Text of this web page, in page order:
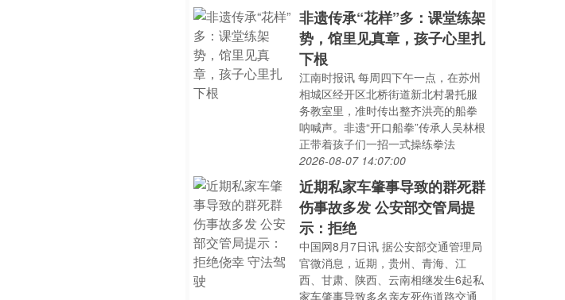
非遗传承“花样”多：课堂练架
势，馆里见真章，孩子心里扎
下根
江南时报讯 每周四下午一点，在苏州
相城区经开区北桥街道新北村暑托服
务教室里，准时传出整齐洪亮的船拳
呐喊声。非遗“开口船拳”传承人吴林根
正带着孩子们一招一式操练拳法
2026-08-07 14:07:00
近期私家车肇事导致的群死群
伤事故多发 公安部交管局提
示：拒绝
中国网8月7日讯 据公安部交通管理局
官微消息，近期，贵州、青海、江
西、甘肃、陕西、云南相继发生6起私
家车肇事导致多名亲友死伤道路交通